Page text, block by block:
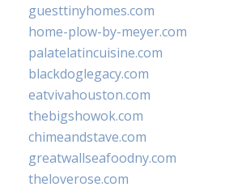
guesttinyhomes.com
home-plow-by-meyer.com
palatelatincuisine.com
blackdoglegacy.com
eatvivahouston.com
thebigshowok.com
chimeandstave.com
greatwallseafoodny.com
theloverose.com